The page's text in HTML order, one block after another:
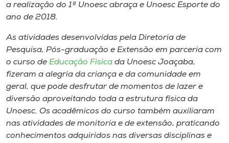
Selecione
A+
A-
a realização do 1º Unoesc abraça e Unoesc Esporte do
ano de 2018.
As atividades desenvolvidas pela Diretoria de
Pesquisa, Pós-graduação e Extensão em parceria com
o curso de Educação Física da Unoesc Joaçaba,
fizeram a alegria da criança e da comunidade em
geral, que pode desfrutar de momentos de lazer e
diversão aproveitando toda a estrutura física da
Unoesc. Os acadêmicos do curso também auxiliaram
nas atividades de monitoria e de extensão, praticando
conhecimentos adquiridos nas diversas disciplinas e